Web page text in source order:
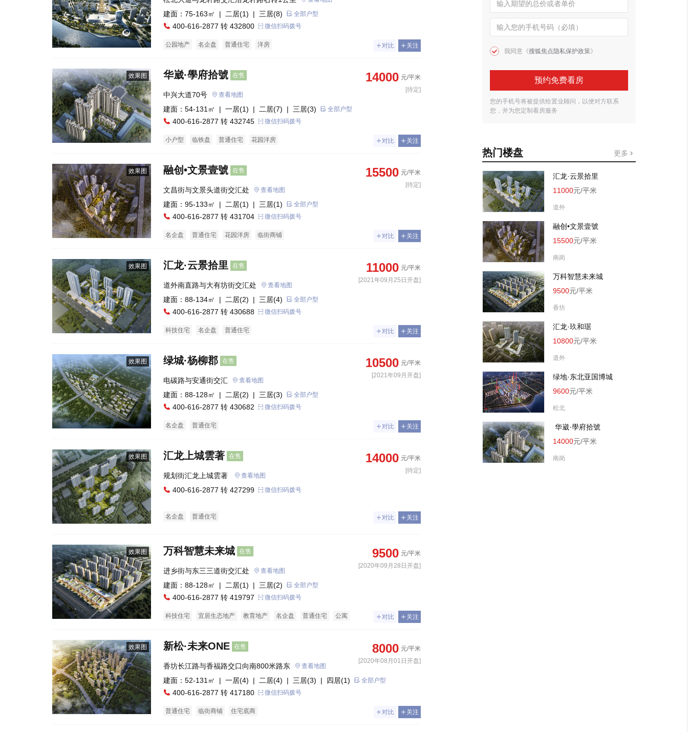
建面：75-163㎡ | 二居(1) | 三居(8) 全部户型
400-616-2877 转 432800 微信扫码拨号
公园地产 名企盘 普通住宅 洋房 对比 关注
效果图 华崴·學府拾號 在售 14000 元/平米
[待定]
中兴大道70号 查看地图
建面：54-131㎡ | 一居(1) | 二居(7) | 三居(3) 全部户型
400-616-2877 转 432745 微信扫码拨号
小户型 临铁盘 普通住宅 花园洋房 对比 关注
效果图 融创•文景壹號 在售 15500 元/平米
[待定]
文昌街与文景头道街交汇处 查看地图
建面：95-133㎡ | 二居(1) | 三居(1) 全部户型
400-616-2877 转 431704 微信扫码拨号
名企盘 普通住宅 花园洋房 临街商铺 对比 关注
效果图 汇龙·云景拾里 在售 11000 元/平米
[2021年09月25日开盘]
道外南直路与大有坊街交汇处 查看地图
建面：88-134㎡ | 二居(2) | 三居(4) 全部户型
400-616-2877 转 430688 微信扫码拨号
科技住宅 名企盘 普通住宅 对比 关注
效果图 绿城·杨柳郡 在售 10500 元/平米
[2021年09月开盘]
电碳路与安通街交汇 查看地图
建面：88-128㎡ | 二居(2) | 三居(3) 全部户型
400-616-2877 转 430682 微信扫码拨号
名企盘 普通住宅 对比 关注
效果图 汇龙上城雲著 在售 14000 元/平米
[待定]
查看地图
400-616-2877 转 427299 微信扫码拨号
名企盘 普通住宅 对比 关注
效果图 万科智慧未来城 在售 9500 元/平米
[2020年09月28日开盘]
进乡街与东三三道街交汇处 查看地图
建面：88-128㎡ | 二居(1) | 三居(2) 全部户型
400-616-2877 转 419797 微信扫码拨号
科技住宅 宜居生态地产 教育地产 名企盘 普通住宅 公寓 对比 关注
效果图 新松·未来ONE 在售 8000 元/平米
[2020年08月01日开盘]
香坊长江路与香福路交口向南800米路东 查看地图
建面：52-131㎡ | 一居(4) | 二居(4) | 三居(3) | 四居(1) 全部户型
400-616-2877 转 417180 微信扫码拨号
普通住宅 临街商铺 住宅底商 对比 关注
我同意《搜狐焦点隐私保护政策》
预约免费看房
您的手机号将被提供给置业顾问，以便对方联系
您，并为您定制看房服务
热门楼盘 更多
汇龙·云景拾里
11000元/平米
道外
融创•文景壹號
15500元/平米
南岗
万科智慧未来城
9500元/平米
香坊
汇龙·玖和琚
10800元/平米
道外
绿地·东北亚国博城
9600元/平米
松北
华崴·學府拾號
14000元/平米
南岗